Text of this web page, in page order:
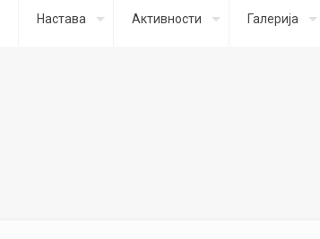
Настава Активности Галерија